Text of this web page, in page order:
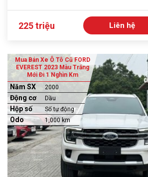
225 triệu Liên hệ
Mua Bán Xe Ô Tô Cũ FORD
EVEREST 2023 Màu Trắng
Mới Đi 1 Nghìn Km
Năm SX 2000
Động cơ Dầu
Hộp số Số tự động
Odo 1,000 km